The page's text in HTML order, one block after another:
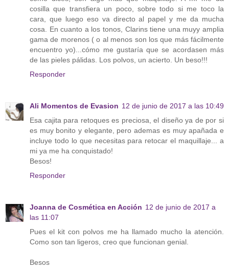
cosilla que transfiera un poco, sobre todo si me toco la
cara, que luego eso va directo al papel y me da mucha
cosa. En cuanto a los tonos, Clarins tiene una muyy amplia
gama de morenos ( o al menos son los que más fácilmente
encuentro yo)...cómo me gustaría que se acordasen más
de las pieles pálidas. Los polvos, un acierto. Un beso!!!
Responder
Ali Momentos de Evasion 12 de junio de 2017 a las 10:49
Esa cajita para retoques es preciosa, el diseño ya de por si
es muy bonito y elegante, pero ademas es muy apañada e
incluye todo lo que necesitas para retocar el maquillaje... a
mi ya me ha conquistado!
Besos!
Responder
Joanna de Cosmética en Acción 12 de junio de 2017 a
las 11:07
Pues el kit con polvos me ha llamado mucho la atención.
Como son tan ligeros, creo que funcionan genial.
Besos